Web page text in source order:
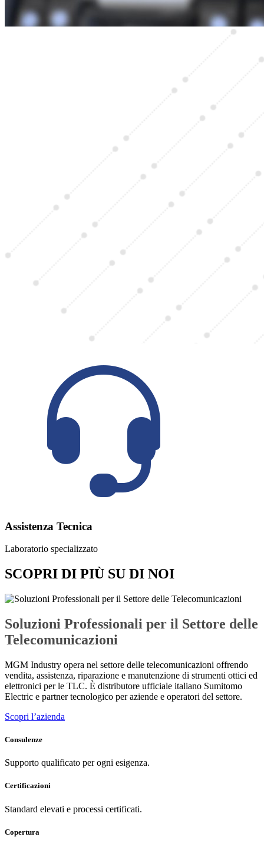
Assistenza Tecnica
Laboratorio specializzato
SCOPRI DI PIÙ SU DI NOI
Soluzioni Professionali per il Settore delle
Telecomunicazioni
MGM Industry opera nel settore delle telecomunicazioni offrendo
vendita, assistenza, riparazione e manutenzione di strumenti ottici ed
elettronici per le TLC. È distributore ufficiale italiano Sumitomo
Electric e partner tecnologico per aziende e operatori del settore.
Scopri l’azienda
Consulenze
Supporto qualificato per ogni esigenza.
Certificazioni
Standard elevati e processi certificati.
Copertura